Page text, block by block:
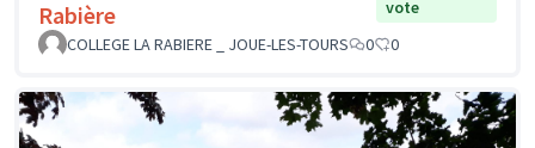
Rabière
vote
COLLEGE LA RABIERE _ JOUE-LES-TOURS
0 0